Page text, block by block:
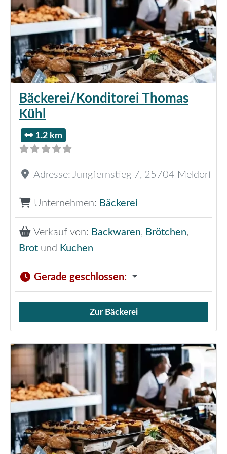
Bäckerei/Konditorei Thomas
Kühl
1.2 km
Adresse: Jungfernstieg 7, 25704 Meldorf
Unternehmen: Bäckerei
Verkauf von: Backwaren, Brötchen,
Brot und Kuchen
Gerade geschlossen:
Verkauf von Brötchen,
Zur Bäckerei